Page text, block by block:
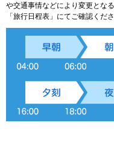
や交通事情などにより変更とな
「旅行日程表」にてご確認くださ